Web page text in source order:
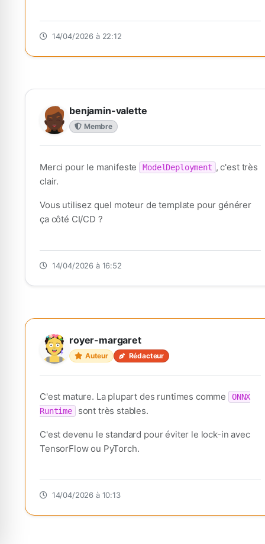
14/04/2026 à 22:12
benjamin-valette
Membre
Merci pour le manifeste ModelDeployment , c'est très
clair.
Vous utilisez quel moteur de template pour générer
ça côté CI/CD ?
14/04/2026 à 16:52
royer-margaret
Auteur Rédacteur
C'est mature. La plupart des runtimes comme
ONNX
Runtime
sont très stables.
C'est devenu le standard pour éviter le lock-in avec
TensorFlow ou PyTorch.
14/04/2026 à 10:13